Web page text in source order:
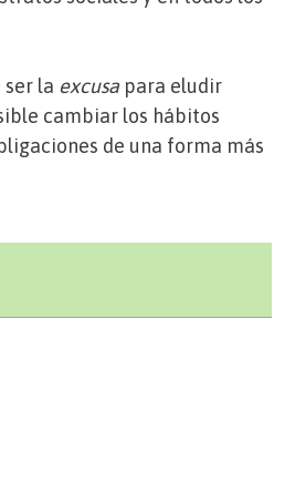
la excusapara eludir
cambiar los hábitos
de una forma más